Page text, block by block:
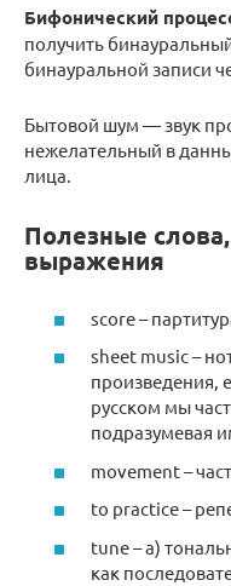
Бифонический
получить
бинауральной записи
Бытовой шум — звук
нежелательный в
лица.
Полезные
выражения
score –
sheet music –
произведения,
русском мы
подразумевая
movement –
to practice –
tune – а)
как